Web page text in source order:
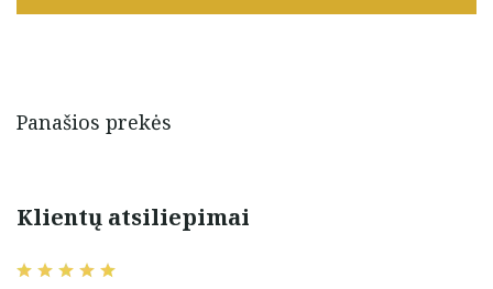
Panašios prekės
Klientų atsiliepimai